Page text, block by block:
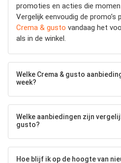
promoties en acties die
Vergelijk eenvoudig de
Crema & gusto vandaag het
als in de winkel.
Welke Crema & gusto
week?
Welke aanbiedingen zijn
gusto?
Hoe blijf ik op de hoogte van